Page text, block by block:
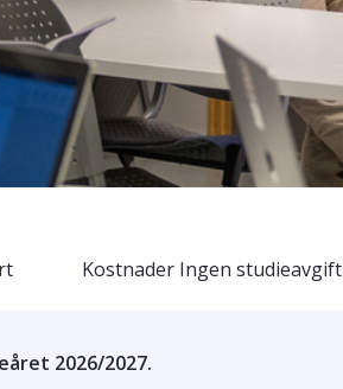
Kostnader Ingen studieavgift
2026/2027.